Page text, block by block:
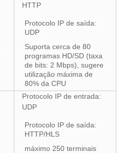
HTTP
Protocolo IP de saída:
UDP
Suporta cerca de 80
programas HD/SD (taxa
de bits: 2 Mbps), sugere
utilização máxima de
80% da CPU
Protocolo IP de entrada:
UDP
Protocolo IP de saída:
HTTP/HLS
máximo 250 terminais